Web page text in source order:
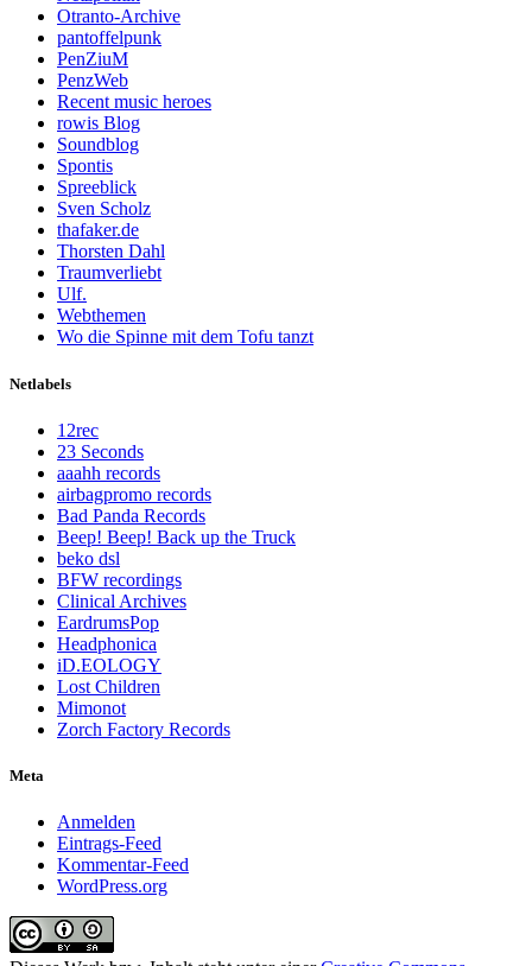
Otranto-Archive
pantoffelpunk
PenZiuM
PenzWeb
Recent music heroes
rowis Blog
Soundblog
Spontis
Spreeblick
Sven Scholz
thafaker.de
Thorsten Dahl
Traumverliebt
Ulf.
Webthemen
Wo die Spinne mit dem Tofu tanzt
Netlabels
12rec
23 Seconds
aaahh records
airbagpromo records
Bad Panda Records
Beep! Beep! Back up the Truck
beko dsl
BFW recordings
Clinical Archives
EardrumsPop
Headphonica
iD.EOLOGY
Lost Children
Mimonot
Zorch Factory Records
Meta
Anmelden
Eintrags-Feed
Kommentar-Feed
WordPress.org